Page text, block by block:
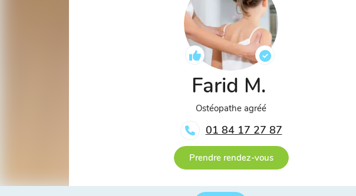
Farid M.
Ostéopathe agréé
01 84 17 27 87
Prendre rendez-vous